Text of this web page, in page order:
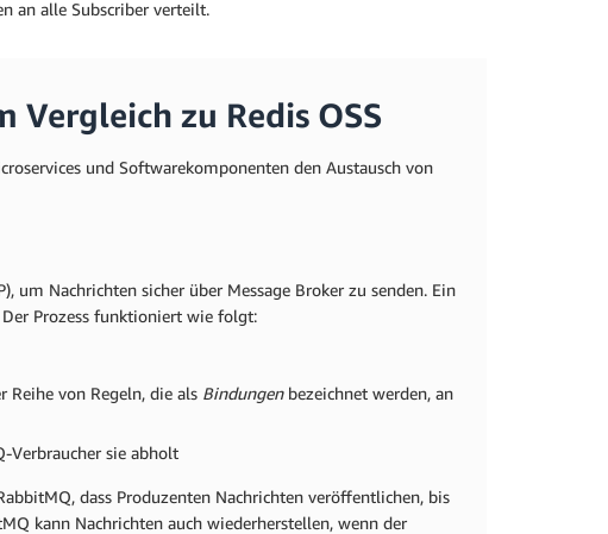
an alle Subscriber verteilt.
zu Redis OSS
und Softwarekomponenten den Austausch von
um Nachrichten sicher über Message Broker zu senden. Ein
Prozess funktioniert wie folgt:
von Regeln, die als Bindungenbezeichnet werden, an
Verbraucher sie abholt
dass Produzenten Nachrichten veröffentlichen, bis
kann Nachrichten auch wiederherstellen, wenn der